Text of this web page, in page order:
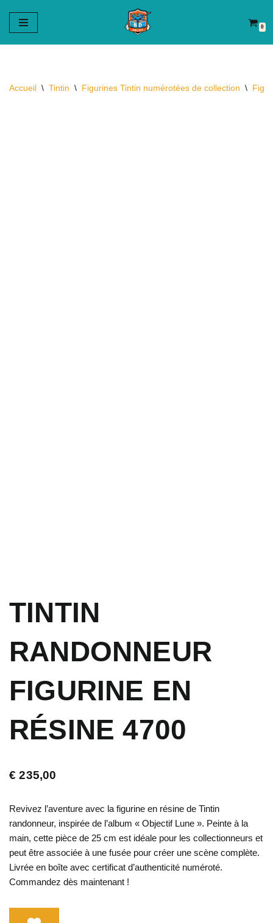
Aller
au
0
Accueil \ Tintin \ Figurines Tintin numérotées de collection \
TINTIN
RANDONNEUR
FIGURINE EN
RÉSINE 4700
€ 235,00
Revivez l’aventure avec la figurine en résine de Tintin
randonneur, inspirée de l’album « Objectif Lune ». Peinte à la
main, cette pièce de 25 cm est idéale pour les collectionneurs et
peut être associée à une fusée pour créer une scène complète.
Livrée en boîte avec certificat d’authenticité numéroté.
Commandez dès maintenant !